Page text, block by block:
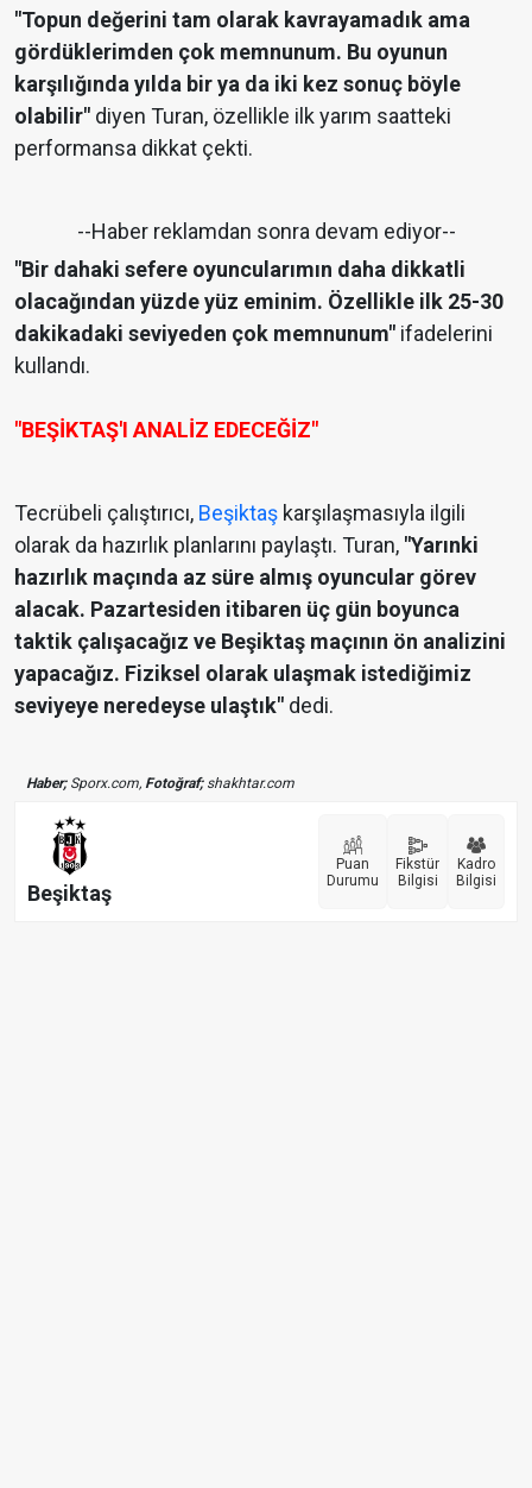
"Topun değerini tam olarak kavrayamadık ama
gördüklerimden çok memnunum. Bu oyunun
karşılığında yılda bir ya da iki kez sonuç böyle
olabilir" diyen Turan, özellikle ilk yarım saatteki
performansa dikkat çekti.
--Haber reklamdan sonra devam ediyor--
"Bir dahaki sefere oyuncularımın daha dikkatli
olacağından yüzde yüz eminim. Özellikle ilk 25-30
dakikadaki seviyeden çok memnunum" ifadelerini
kullandı.
"BEŞİKTAŞ'I ANALİZ EDECEĞİZ"
Tecrübeli çalıştırıcı, Beşiktaş karşılaşmasıyla ilgili
olarak da hazırlık planlarını paylaştı. Turan, "Yarınki
hazırlık maçında az süre almış oyuncular görev
alacak. Pazartesiden itibaren üç gün boyunca
taktik çalışacağız ve Beşiktaş maçının ön analizini
yapacağız. Fiziksel olarak ulaşmak istediğimiz
seviyeye neredeyse ulaştık" dedi.
Haber;Sporx.com, Fotoğraf;shakhtar.com
Beşiktaş
Puan
Durumu
Fikstür
Bilgisi
Kadro
Bilgisi